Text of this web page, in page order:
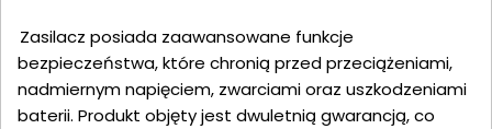
Zasilacz posiada zaawansowane funkcje
bezpieczeństwa, które chronią przed przeciążeniami,
nadmiernym napięciem, zwarciami oraz uszkodzeniami
baterii. Produkt objęty jest dwuletnią gwarancją, co